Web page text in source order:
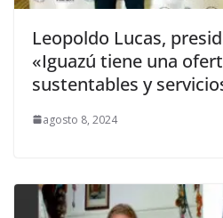
Leopoldo Lucas,
«Iguazú tiene una
sustentables y
agosto 8, 2024